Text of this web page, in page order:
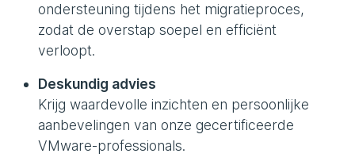
ondersteuning tijdens het migratieproces,
zodat de overstap soepel en efficiënt
verloopt.
Deskundig advies
Krijg waardevolle inzichten en persoonlijke
aanbevelingen van onze gecertificeerde
VMware-professionals.